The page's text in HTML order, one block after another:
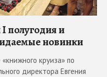
полугодия и
новинки
круиза» по
директора Евгения